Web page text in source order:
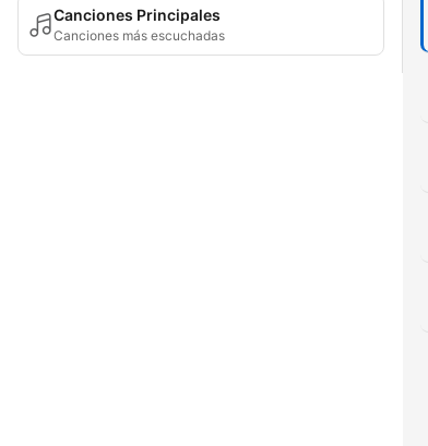
Canciones Principales
Canciones más escuchadas